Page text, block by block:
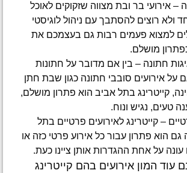
– אירועי בר ובת מצווה שזקוקים לאוכל
ולא רוצים להסתבך עם ניהול לוגיסטי
למצוא פעמים רבות גם בעצמכם את
מושלם.
חתונה – בין אם מדובר על חתונות
על אירועים סובבי חתונה כגון שבת חתן
קייטרינג בתל אביב הוא פתרון מושלם,
טעים, נגיש ונוח.
– קייטרינג לאירועים פרטיים בתל
גם הוא פתרון עבור כל אירוע פרטי כזה או
על אחת ההגדרות אותן ציינו כעת.
עוד המון אירועים בהם קייטרינג